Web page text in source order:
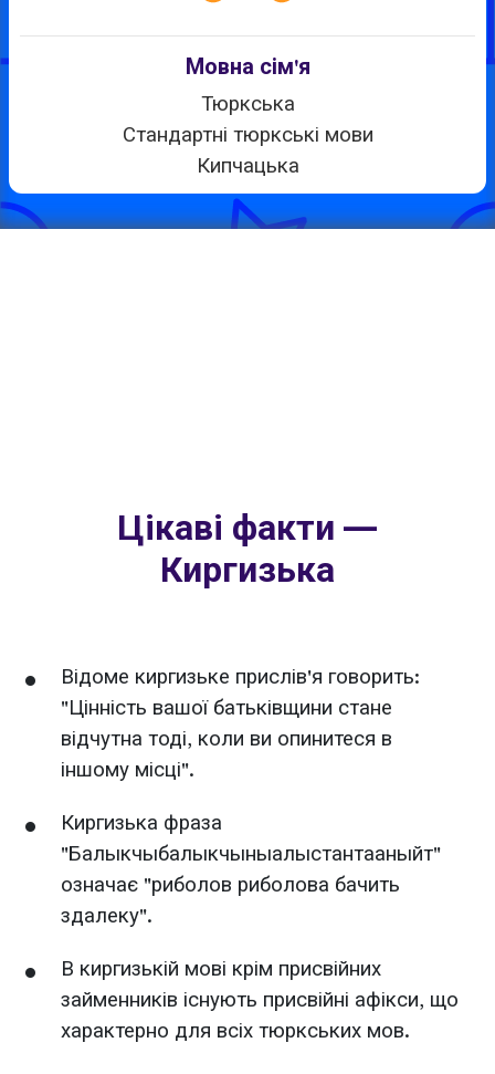
Мовна сім'я
Тюркська
Стандартні тюркські мови
Кипчацька
Цікаві факти —
Киргизька
Відоме киргизьке прислів'я говорить:
"Цінність вашої батьківщини стане
відчутна тоді, коли ви опинитеся в
іншому місці".
Киргизька фраза
"Балыкчыбалыкчыныалыстантааныйт"
означає "риболов риболова бачить
здалеку".
В киргизькій мові крім присвійних
займенників існують присвійні афікси, що
характерно для всіх тюркських мов.